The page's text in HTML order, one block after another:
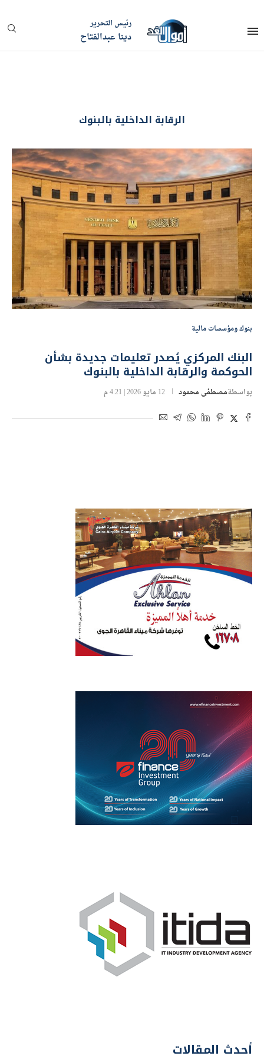
رئيس التحرير
دينا عبدالفتاح
الرقابة الداخلية بالبنوك
بنوك ومؤسسات مالية
البنك المركزي يُصدر تعليمات جديدة بشأن
الحوكمة والرقابة الداخلية بالبنوك
بواسطة مصطفى محمود 12 مايو 2026 | 4:21 م